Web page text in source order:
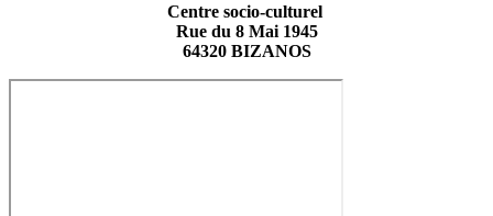
Centre socio-culturel
Rue du 8 Mai 1945
64320 BIZANOS